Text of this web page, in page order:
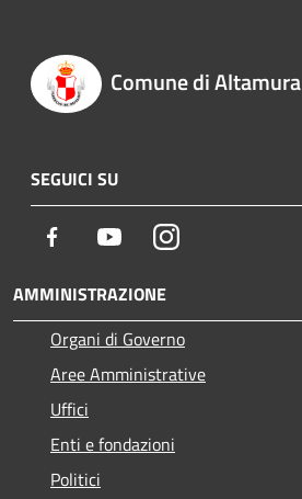
Comune di Altamura
SEGUICI SU
Facebook YoutubeInstagram
AMMINISTRAZIONE
Organi di Governo
Aree Amministrative
Uffici
Enti e fondazioni
Politici